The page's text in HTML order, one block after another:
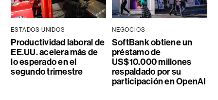
ESTADOS UNIDOS
Productividad laboral de
EE.UU. acelera más de
lo esperado en el
segundo trimestre
NEGOCIOS
SoftBank obtiene un
préstamo de
US$10.000 millones
respaldado por su
participación en OpenAI